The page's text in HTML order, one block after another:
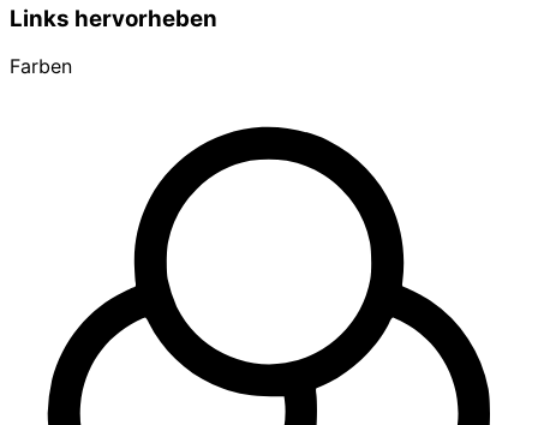
Links hervorheben
Farben